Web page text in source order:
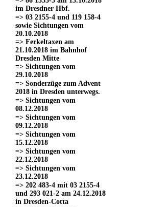
im Dresdner Hbf.
=> 03 2155-4 und 119 158-4
sowie Sichtungen vom
20.10.2018
=> Ferkeltaxen am
21.10.2018 im Bahnhof
Dresden Mitte
=> Sichtungen vom
29.10.2018
=> Sonderzüge zum Advent
2018 in Dresden unterwegs.
=> Sichtungen vom
08.12.2018
=> Sichtungen vom
09.12.2018
=> Sichtungen vom
15.12.2018
=> Sichtungen vom
22.12.2018
=> Sichtungen vom
23.12.2018
=> 202 483-4 mit 03 2155-4
und 293 021-2 am 24.12.2018
in Dresden-Cotta